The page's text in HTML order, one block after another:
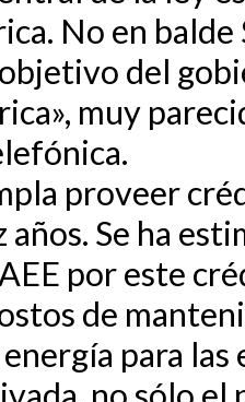
No en
del
muy
proveer
años. Se ha
por este
de
para